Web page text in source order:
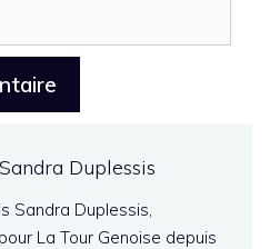
Duplessis
Sandra Duplessis,
La Tour Genoise depuis